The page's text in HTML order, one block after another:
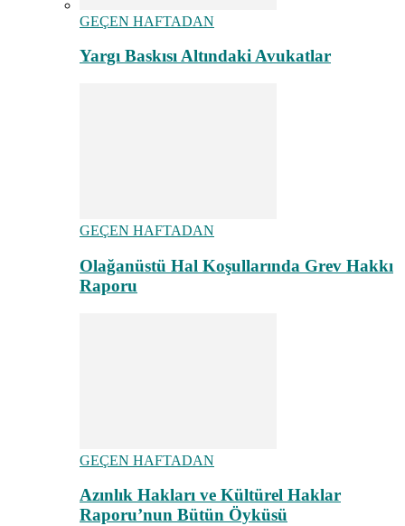
GEÇEN HAFTADAN
Yargı Baskısı Altındaki Avukatlar
GEÇEN HAFTADAN
Olağanüstü Hal Koşullarında Grev Hakkı
Raporu
GEÇEN HAFTADAN
Azınlık Hakları ve Kültürel Haklar
Raporu’nun Bütün Öyküsü